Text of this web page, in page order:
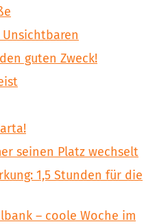
Unsichtbaren
guten Zweck!
seinen Platz wechselt
1,5 Stunden für die
– coole Woche im